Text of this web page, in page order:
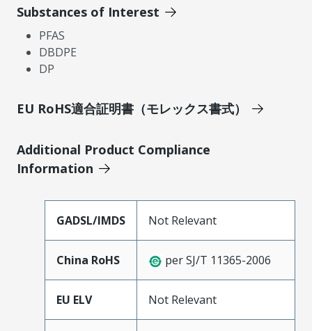
Substances of Interest
PFAS
DBDPE
DP
EU RoHS適合証明書（モレックス書式）
Additional Product Compliance
Information
GADSL/IMDS Not Relevant
China RoHS per SJ/T 11365-2006
EU ELV Not Relevant